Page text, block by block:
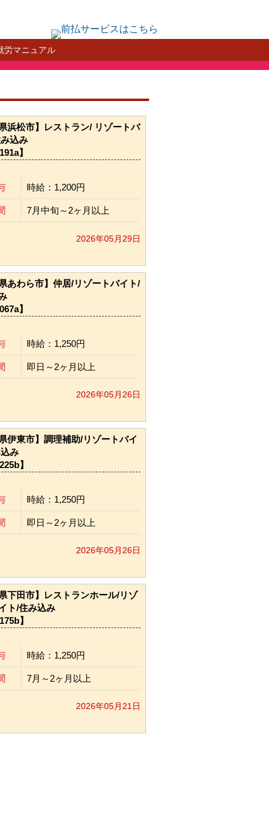
労マニュアル
県浜松市】レストラン/ リゾートバ
込み
】
時給：1,200円
7月中旬～2ヶ月以上
2026年05月29日
県あわら市】仲居/リゾートバイト/
】
時給：1,250円
即日～2ヶ月以上
2026年05月26日
伊東市】調理補助/リゾートバイ
み
】
時給：1,250円
即日～2ヶ月以上
2026年05月26日
県下田市】レストランホール/リゾ
ト/住み込み
】
時給：1,250円
7月～2ヶ月以上
2026年05月21日